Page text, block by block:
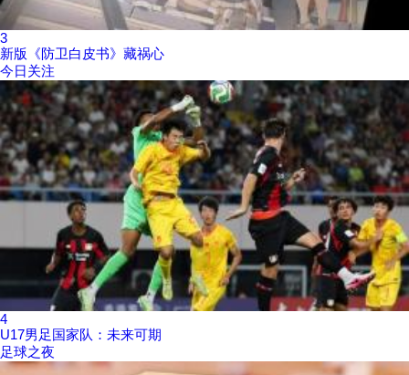
3
新版《防卫白皮书》藏祸心
今日关注
4
U17男足国家队：未来可期
足球之夜